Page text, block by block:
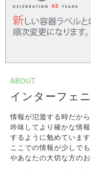
ABOUT
インターフェ
情報が氾濫する時だから
吟味してより確かな情報
するように勉めています
ここでの情報が少しでも
やあなたの大切な方の